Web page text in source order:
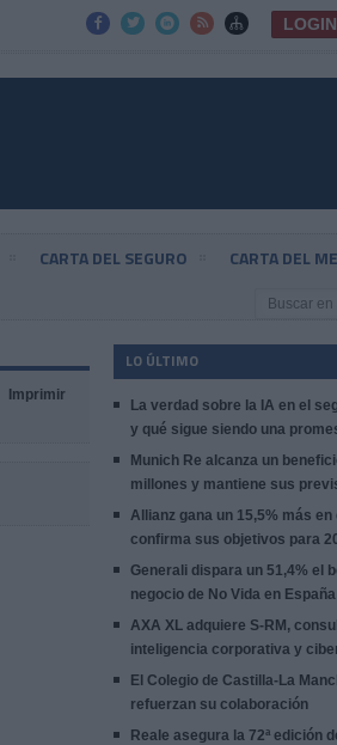
    
CARTA DEL SEGURO CARTA DEL
Imprimir
LO ÚLTIMO
La verdad sobre la IA en el
y qué sigue siendo una
Munich Re alcanza un
millones y mantiene sus
Allianz gana un 15,5% más
confirma sus objetivos para
Generali dispara un 51,4% el
negocio de No Vida en
AXA XL adquiere S-RM,
inteligencia corporativa y
El Colegio de Castilla-La
refuerzan su colaboración
Reale asegura la 72ª edición